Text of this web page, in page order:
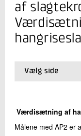
Centerchef
Bæredygtighed og
af
Vælg side
01.AP1.
Værdisætning af
Målene med AP2 er